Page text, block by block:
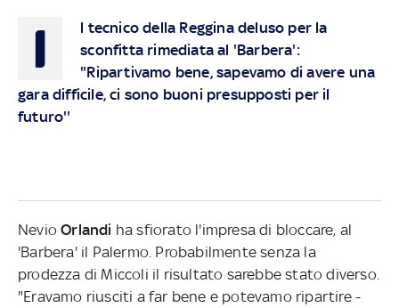
I
l tecnico della Reggina deluso per la
sconfitta rimediata al 'Barbera':
"Ripartivamo bene, sapevamo di avere una
gara difficile, ci sono buoni presupposti per il
futuro''
NevioOrlandi ha sfiorato l'impresa di bloccare, al
'Barbera' il Palermo. Probabilmente senza la
prodezza di Miccoli il risultato sarebbe stato diverso.
"Eravamo riusciti a far bene e potevamo ripartire -